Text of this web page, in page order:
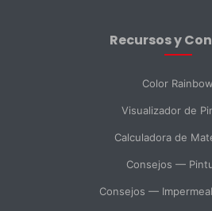
SELECCIONAR DEPARTAMENTO
Soporte
Recursos y
Color Rainbow
Visualizador de
Calculadora de
Consejos —
Consejos —